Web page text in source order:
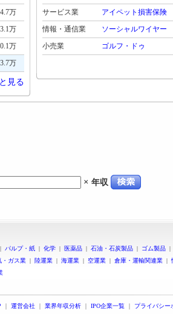
万
万
万
万
見る
サービス業
アイペット損害保険
情報・通信業
ソーシャルワイヤー
小売業
ゴルフ・ドゥ
× 年収
| パルプ・紙 | 化学 | 医薬品 | 石油・石炭製品 | ゴム製品
・ガス業 | 陸運業 | 海運業 | 空運業 | 倉庫・運輸関連業 |
｜ 運営会社 ｜ 業界年収分析 ｜ IPO企業一覧 ｜ プライバシー